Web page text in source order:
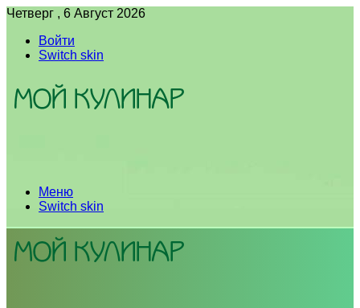
Четверг , 6 Август 2026
Войти
Switch skin
Меню
Switch skin